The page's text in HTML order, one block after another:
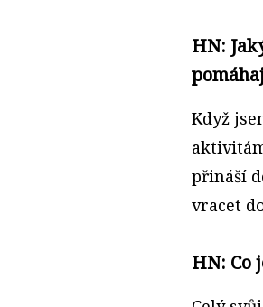
HN:
Když
přináší
vracet
HN: Co